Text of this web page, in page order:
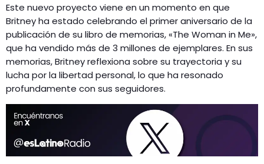
Este nuevo proyecto viene en un momento en que
Britney ha estado celebrando el primer aniversario de la
publicación de su libro de memorias, «The Woman in Me»,
que ha vendido más de 3 millones de ejemplares. En sus
memorias, Britney reflexiona sobre su trayectoria y su
lucha por la libertad personal, lo que ha resonado
profundamente con sus seguidores.